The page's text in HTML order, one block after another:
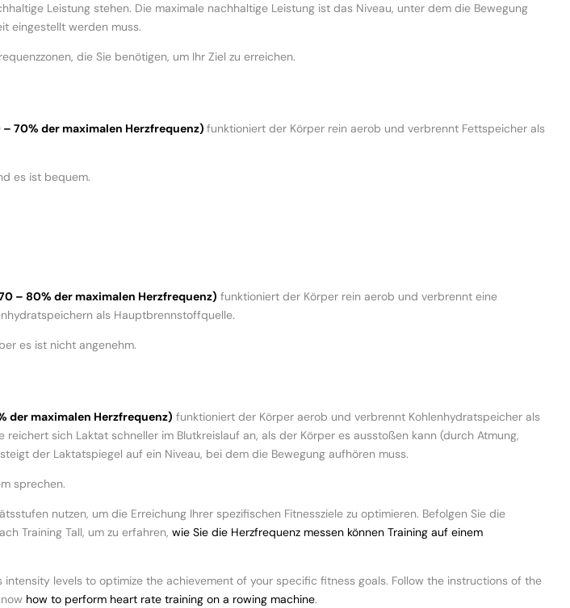
Leistung stehen. Die maximale nachhaltige Leistung ist das Niveau, unter dem die Bewegung
eingestellt werden muss.
die Sie benötigen, um Ihr Ziel zu erreichen.
70% der maximalen Herzfrequenz) funktioniert der Körper rein aerob und verbrennt Fettspeicher als
es ist bequem.
– 80% der maximalen Herzfrequenz) funktioniert der Körper rein aerob und verbrennt eine
als Hauptbrennstoffquelle.
es ist nicht angenehm.
der maximalen Herzfrequenz) funktioniert der Körper aerob und verbrennt Kohlenhydratspeicher als
sich Laktat schneller im Blutkreislauf an, als der Körper es ausstoßen kann (durch Atmung,
der Laktatspiegel auf ein Niveau, bei dem die Bewegung aufhören muss.
sprechen.
nutzen, um die Erreichung Ihrer spezifischen Fitnessziele zu optimieren. Befolgen Sie die
Training Tall, um zu erfahren, wie Sie die Herzfrequenz messen können Training auf einem
intensity levels to optimize the achievement of your specific fitness goals. Follow the instructions of the
how to perform heart rate training on a rowing machine.